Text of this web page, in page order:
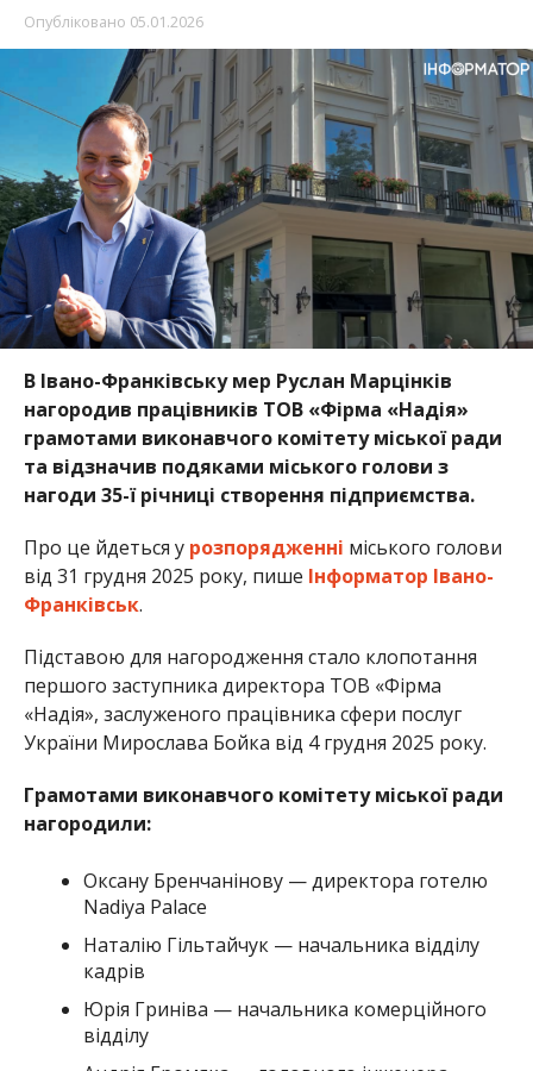
Опубліковано 05.01.2026
В Івано-Франківську мер Руслан Марцінків
нагородив працівників ТОВ «Фірма «Надія»
грамотами виконавчого комітету міської ради
та відзначив подяками міського голови з
нагоди 35-ї річниці створення підприємства.
Про це йдеться у розпорядженні міського голови
від 31 грудня 2025 року, пише Інформатор Івано-
Франківськ.
Підставою для нагородження стало клопотання
першого заступника директора ТОВ «Фірма
«Надія», заслуженого працівника сфери послуг
України Мирослава Бойка від 4 грудня 2025 року.
Грамотами виконавчого комітету міської ради
нагородили:
Оксану Бренчанінову — директора готелю
Nadiya Palace
Наталію Гільтайчук — начальника відділу
кадрів
Юрія Гриніва — начальника комерційного
відділу